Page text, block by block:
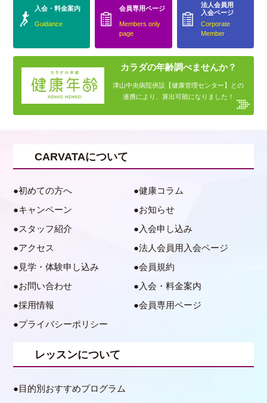
入会・料金案内
Guidance
会員専用ページ
Members only
page
法人会員用
入会ページ
Corporate
Member
カラダの年齢調べませんか？
津山中央病院併設【健康管理センター】との
連携により、算出可能になりました！
CARVATAについて
初めての方へ
健康コラム
キャンペーン
お知らせ
スタッフ紹介
入会申し込み
アクセス
法人会員用入会ページ
見学・体験申し込み
会員規約
お問い合わせ
入会・料金案内
採用情報
会員専用ページ
プライバシーポリシー
レッスンについて
目的別おすすめプログラム